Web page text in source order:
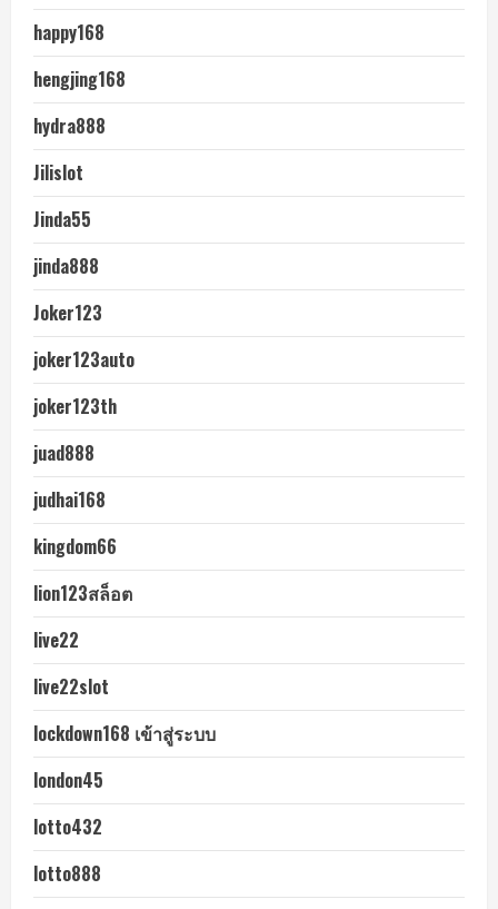
happy168
hengjing168
hydra888
Jilislot
Jinda55
jinda888
Joker123
joker123auto
joker123th
juad888
judhai168
kingdom66
lion123สล็อต
live22
live22slot
lockdown168 เข้าสู่ระบบ
london45
lotto432
lotto888